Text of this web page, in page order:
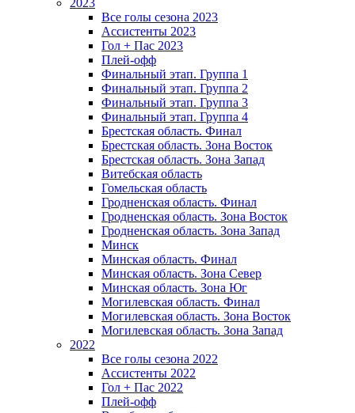
2023
Все голы сезона 2023
Ассистенты 2023
Гол + Пас 2023
Плей-офф
Финальный этап. Группа 1
Финальный этап. Группа 2
Финальный этап. Группа 3
Финальный этап. Группа 4
Брестская область. Финал
Брестская область. Зона Восток
Брестская область. Зона Запад
Витебская область
Гомельская область
Гродненская область. Финал
Гродненская область. Зона Восток
Гродненская область. Зона Запад
Минск
Минская область. Финал
Минская область. Зона Север
Минская область. Зона Юг
Могилевская область. Финал
Могилевская область. Зона Восток
Могилевская область. Зона Запад
2022
Все голы сезона 2022
Ассистенты 2022
Гол + Пас 2022
Плей-офф